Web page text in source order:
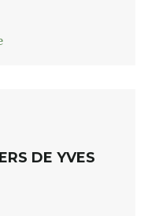
DE YVES